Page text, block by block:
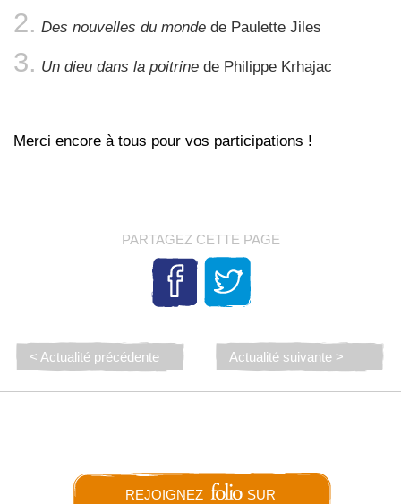
Des nouvelles du monde de Paulette Jiles
Un dieu dans la poitrine de Philippe Krhajac
Merci encore à tous pour vos participations !
PARTAGEZ CETTE PAGE
< Actualité précédente Actualité suivante >
REJOIGNEZ
SUR